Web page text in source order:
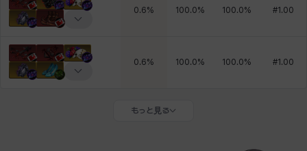
0.6% 100.0% 100.0% #1.00
0.6% 100.0% 100.0% #1.00
もっと見る